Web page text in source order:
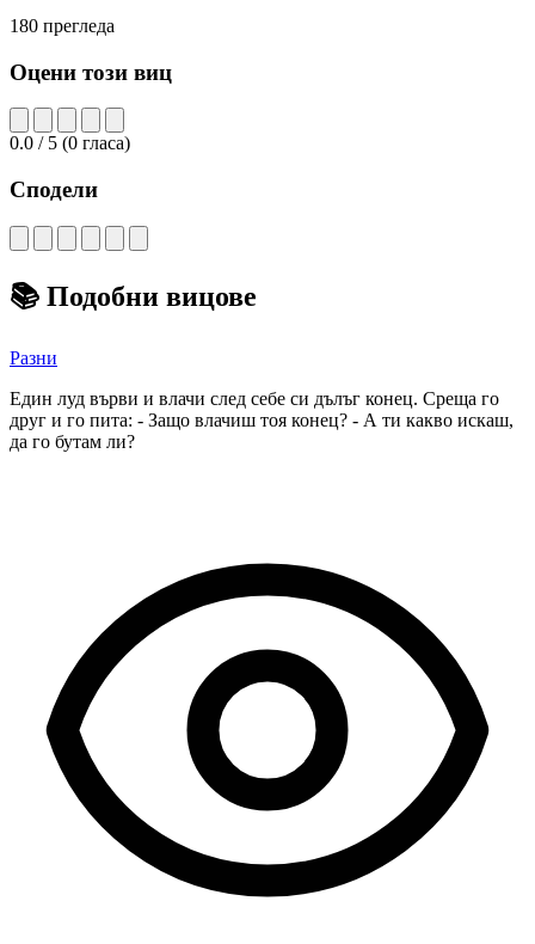
180 прегледа
Оцени този виц
0.0 / 5 (0 гласа)
Сподели
📚 Подобни вицове
Разни
Един луд върви и влачи след себе си дълъг конец. Среща го
друг и го пита: - Защо влачиш тоя конец? - А ти какво искаш,
да го бутам ли?